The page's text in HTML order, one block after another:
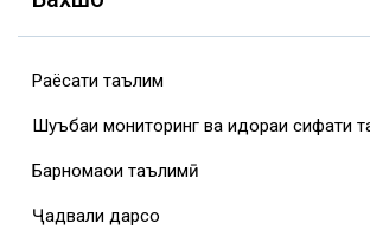
Раёсати таълим
Шуъбаи мониторинг ва идораи сифати
Барномаҳои таълимӣ
Ҷадвали дарсҳо